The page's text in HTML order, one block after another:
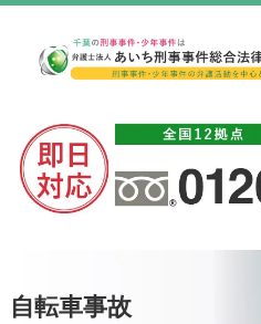
自転車事故